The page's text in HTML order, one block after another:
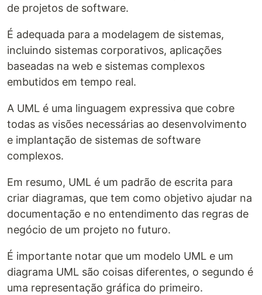
de projetos de software.
É adequada para a modelagem de sistemas,
incluindo sistemas corporativos, aplicações
baseadas na web e sistemas complexos
embutidos em tempo real.
A UML é uma linguagem expressiva que cobre
todas as visões necessárias ao desenvolvimento
e implantação de sistemas de software
complexos.
Em resumo, UML é um padrão de escrita para
criar diagramas, que tem como objetivo ajudar na
documentação e no entendimento das regras de
negócio de um projeto no futuro.
É importante notar que um modelo UML e um
diagrama UML são coisas diferentes, o segundo é
uma representação gráfica do primeiro.